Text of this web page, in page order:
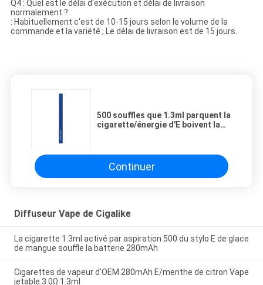
Q4 : Quel est le délai d'exécution et délai de livraison
normalement ?
: Habituellement c'est de 10-15 jours selon le volume de la
commande et la variété ; Le délai de livraison est de 15 jours.
500 souffles que 1.3ml parquent la
cigarette/énergie d'E boivent la
Continuer
Diffuseur Vape de Cigalike
La cigarette 1.3ml activé par aspiration 500 du stylo E de glace
de mangue souffle la batterie 280mAh
Cigarettes de vapeur d'OEM 280mAh E/menthe de citron Vape
jetable 3.0Ω 1.3ml